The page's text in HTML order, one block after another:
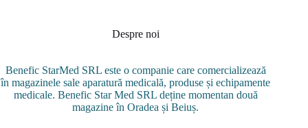
Despre noi
Benefic StarMed SRL este o companie care comercializează
în magazinele sale aparatură medicală, produse și echipamente
medicale. Benefic Star Med SRL deține momentan două
magazine în Oradea și Beiuș.